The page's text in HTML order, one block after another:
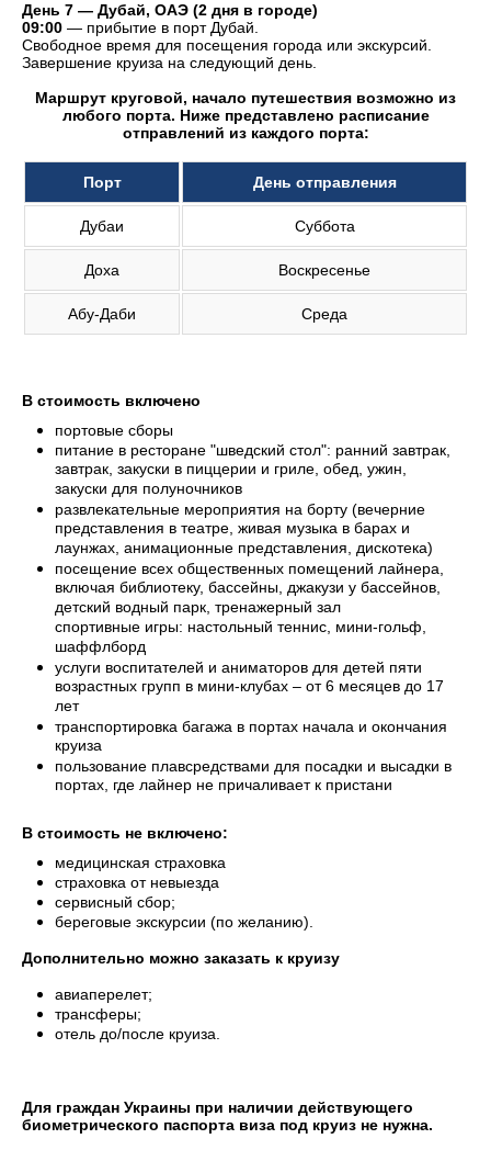
День 7 — Дубай, ОАЭ (2 дня в городе)
09:00 — прибытие в порт Дубай.
Свободное время для посещения города или экскурсий.
Завершение круиза на следующий день.
Маршрут круговой, начало путешествия возможно из
любого порта. Ниже представлено расписание
отправлений из каждого порта:
Порт День отправления
Дубаи Суббота
Доха Воскресенье
Абу-Даби Среда
В стоимость включено
портовые сборы
питание в ресторане "шведский стол": ранний завтрак,
завтрак, закуски в пиццерии и гриле, обед, ужин,
закуски для полуночников
развлекательные мероприятия на борту (вечерние
представления в театре, живая музыка в барах и
лаунжах, анимационные представления, дискотека)
посещение всех общественных помещений лайнера,
включая библиотеку, бассейны, джакузи у бассейнов,
детский водный парк, тренажерный зал
спортивные игры: настольный теннис, мини-гольф,
шаффлборд
услуги воспитателей и аниматоров для детей пяти
возрастных групп в мини-клубах – от 6 месяцев до 17
лет
транспортировка багажа в портах начала и окончания
круиза
пользование плавсредствами для посадки и высадки в
портах, где лайнер не причаливает к пристани
В стоимость не включено:
медицинская страховка
страховка от невыезда
сервисный сбор;
береговые экскурсии (по желанию).
Дополнительно можно заказать к круизу
авиаперелет;
трансферы;
отель до/после круиза.
Для граждан Украины при наличии действующего
биометрического паспорта виза под круиз не нужна.